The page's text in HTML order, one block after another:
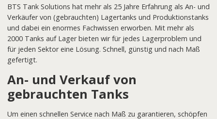
BTS Tank Solutions hat mehr als 25 Jahre Erfahrung als An- und
Verkäufer von (gebrauchten) Lagertanks und Produktionstanks
und dabei ein enormes Fachwissen erworben. Mit mehr als
2000 Tanks auf Lager bieten wir für jedes Lagerproblem und
für jeden Sektor eine Lösung. Schnell, günstig und nach Maß
gefertigt.
An- und Verkauf von
gebrauchten Tanks
Um einen schnellen Service nach Maß zu garantieren, schöpfen